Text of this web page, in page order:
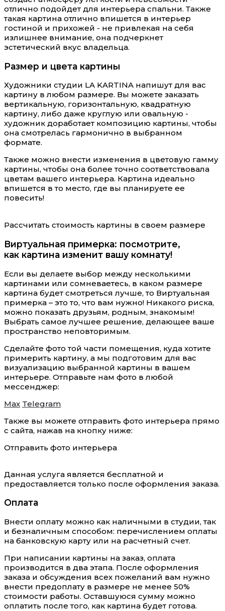
отлично подойдет для интерьера спальни. Также
такая картина отлично впишется в интерьер
гостиной и прихожей - не привлекая на себя
излишнее внимание, она подчеркнет
эстетический вкус владельца.
Размер и цвета картины
Художники студии LA KARTINA напишут для вас
картину в любом размере. Вы можете заказать
вертикальную, горизонтальную, квадратную
картину, либо даже круглую или овальную -
художник доработает композицию картины, чтобы
она смотрелась гармонично в выбранном
формате.
Также можно внести изменения в цветовую гамму
картины, чтобы она более точно соответствовала
цветам вашего интерьера. Картина идеально
впишется в то место, где вы планируете ее
повесить!
Рассчитать стоимость картины в своем размере
Виртуальная примерка: посмотрите,
как картина изменит вашу комнату!
Если вы делаете выбор между несколькими
картинами или сомневаетесь, в каком размере
картина будет смотреться лучше, то Виртуальная
примерка – это то, что вам нужно! Никакого риска,
можно показать друзьям, родным, знакомым!
Выбрать самое лучшее решение, делающее ваше
пространство неповторимым.
Сделайте фото той части помещения, куда хотите
примерить картину, а мы подготовим для вас
визуализацию выбранной картины в вашем
интерьере. Отправьте нам фото в любой
мессенджер:
Max Telegram
Также вы можете отправить фото интерьера прямо
с сайта, нажав на кнопку ниже:
Отправить фото интерьера
Данная услуга является бесплатной и
предоставляется только после оформления заказа.
Оплата
Внести оплату можно как наличными в студии, так
и безналичным способом: перечислением оплаты
на банковскую карту или на расчетный счет.
При написании картины на заказ, оплата
производится в два этапа. После оформления
заказа и обсуждения всех пожеланий вам нужно
внести предоплату в размере не менее 50%
стоимости работы. Оставшуюся сумму можно
оплатить после того, как картина будет готова.